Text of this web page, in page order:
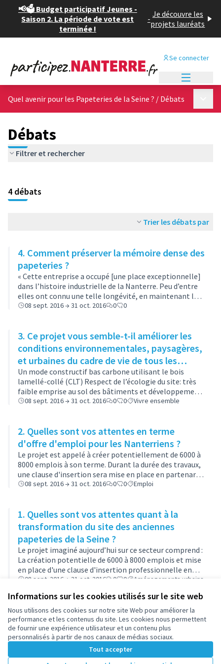
Informations sur les cookies utilisés sur le site web
Nous utilisons des cookies sur notre site Web pour améliorer la
performance et les contenus du site. Les cookies nous permettent
de fournir une expérience utilisateur et un contenu plus
personnalisés à partir de nos canaux de médias sociaux.
Tout accepter
📢🗳️ Budget participatif Jeunes -
Saison 2. La période de vote est
terminée !
- Je découvre les
projets lauréats
Se connecter
Quel avenir pour les Papeteries de la Seine ? / Débats
Débats
Filtrer et rechercher
4 débats
Trier les débats par
4. Comment préserver la mémoire dense des
papeteries ?
« Cette entreprise a occupé [une place exceptionnelle]
dans l’histoire industrielle de la Nanterre. Peu d’entre
elles ont connu une telle longévité, en maintenant leur
activité d’origine. Créée en 1904 par Jean Dupuy gérant
08 sept. 2016 → 31 oct. 2016 0 0
3. Ce projet vous semble-t-il améliorer les
conditions environnementales, paysagères,
et urbaines du cadre de vie de tous les
nanterriens ?
Un mode constructif bas carbone utilisant le bois
lamellé-collé (CLT) Respect de l’écologie du site: très
faible emprise au sol des bâtiments et développement
de 6 hectares d’espaces verts, dont 2 dédiés à
08 sept. 2016 → 31 oct. 2016 0 0 Vivre ensemble
2. Quelles sont vos attentes en terme
d'offre d'emploi pour les Nanterriens ?
Le projet est appelé à créer potentiellement de 6000 à
8000 emplois à son terme. Durant la durée des travaux,
une clause d'insertion sera mise en place en partenariat
avec la Maison de l'Emploi et de la Formation de
08 sept. 2016 → 31 oct. 2016 0 0 Emploi
1. Quelles sont vos attentes quant à la
transformation du site des anciennes
papeteries de la Seine ?
Le projet imaginé aujourd’hui sur ce secteur comprend :
La création potentielle de 6000 à 8000 emplois et mise
en place d'une clause d'insertion professionnelle en
faveur des Nanterriens avec la Maison de l'Emploi et de
08 sept. 2016 → 31 oct. 2016 0 0 Aménagements urbains
Conditions d'utilisation
Paramètres des cookies
participez.nanterre.fr sur X
(Lien externe)
participez.nanterre.fr sur Facebook
participez.nanterre.fr sur Instagram
participez.nanterre.fr sur YouTube
(Lien externe)
participez.nanterre.fr sur GitHub
(Lien externe)